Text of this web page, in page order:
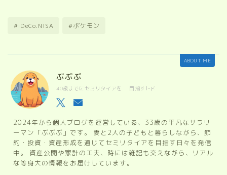
#iDeCo.NISA #ポケモン
ABOUT ME
ぶぶぶ
40歳までにセミリタイアを 目指すトド
2024年から個人ブログを運営している、33歳の平凡なサラリ
ーマン「ぶぶぶ」です。 妻と2人の子どもと暮らしながら、節
約・投資・資産形成を通じてセミリタイアを目指す日々を発信
中。 資産公開や家計の工夫、時には雑記も交えながら、リアル
な等身大の情報をお届けしています。